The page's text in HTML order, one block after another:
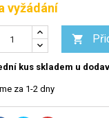
vyžádání

kus skladem u
za 1-2 dny